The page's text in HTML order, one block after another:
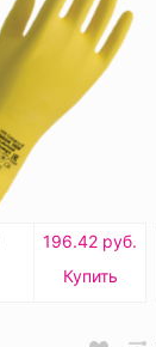
196.42 руб.
Купить